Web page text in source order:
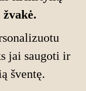
jai saugoti ir
šventę.